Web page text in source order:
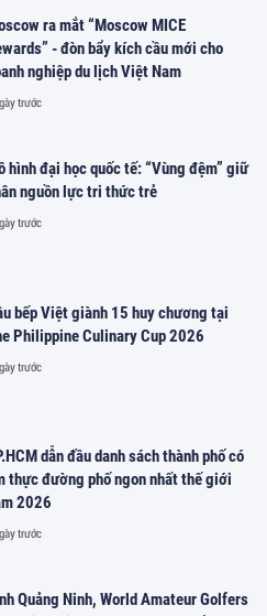
ra mắt “Moscow MICE
- đòn bẩy kích cầu mới cho
nghiệp du lịch Việt Nam
trước
hình đại học quốc tế: “Vùng đệm” giữ
nguồn lực tri thức trẻ
trước
bếp Việt giành 15 huy chương tại
Philippine Culinary Cup 2026
trước
dẫn đầu danh sách thành phố có
thực đường phố ngon nhất thế giới
2026
trước
Quảng Ninh, World Amateur Golfers